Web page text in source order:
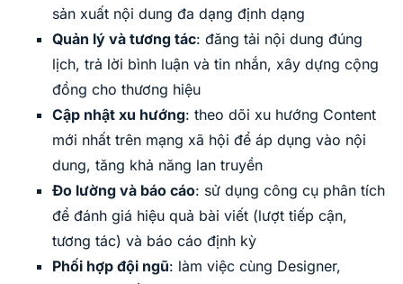
sản xuất nội dung đa dạng định dạng
Quản lý và tương tác: đăng tải nội dung đúng
lịch, trả lời bình luận và tin nhắn, xây dựng cộng
đồng cho thương hiệu
Cập nhật xu hướng: theo dõi xu hướng Content
mới nhất trên mạng xã hội để áp dụng vào nội
dung, tăng khả năng lan truyền
Đo lường và báo cáo: sử dụng công cụ phân tích
để đánh giá hiệu quả bài viết (lượt tiếp cận,
tương tác) và báo cáo định kỳ
Phối hợp đội ngũ: làm việc cùng Designer,